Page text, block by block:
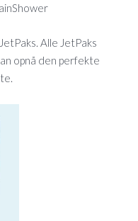
Alle JetPaks
opnå den perfekte